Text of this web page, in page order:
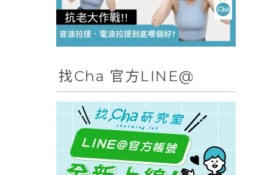
找Cha 官方LINE@